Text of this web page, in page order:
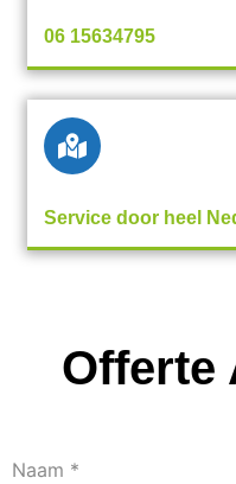
06 15634795
Service door heel
Offerte
Naam *